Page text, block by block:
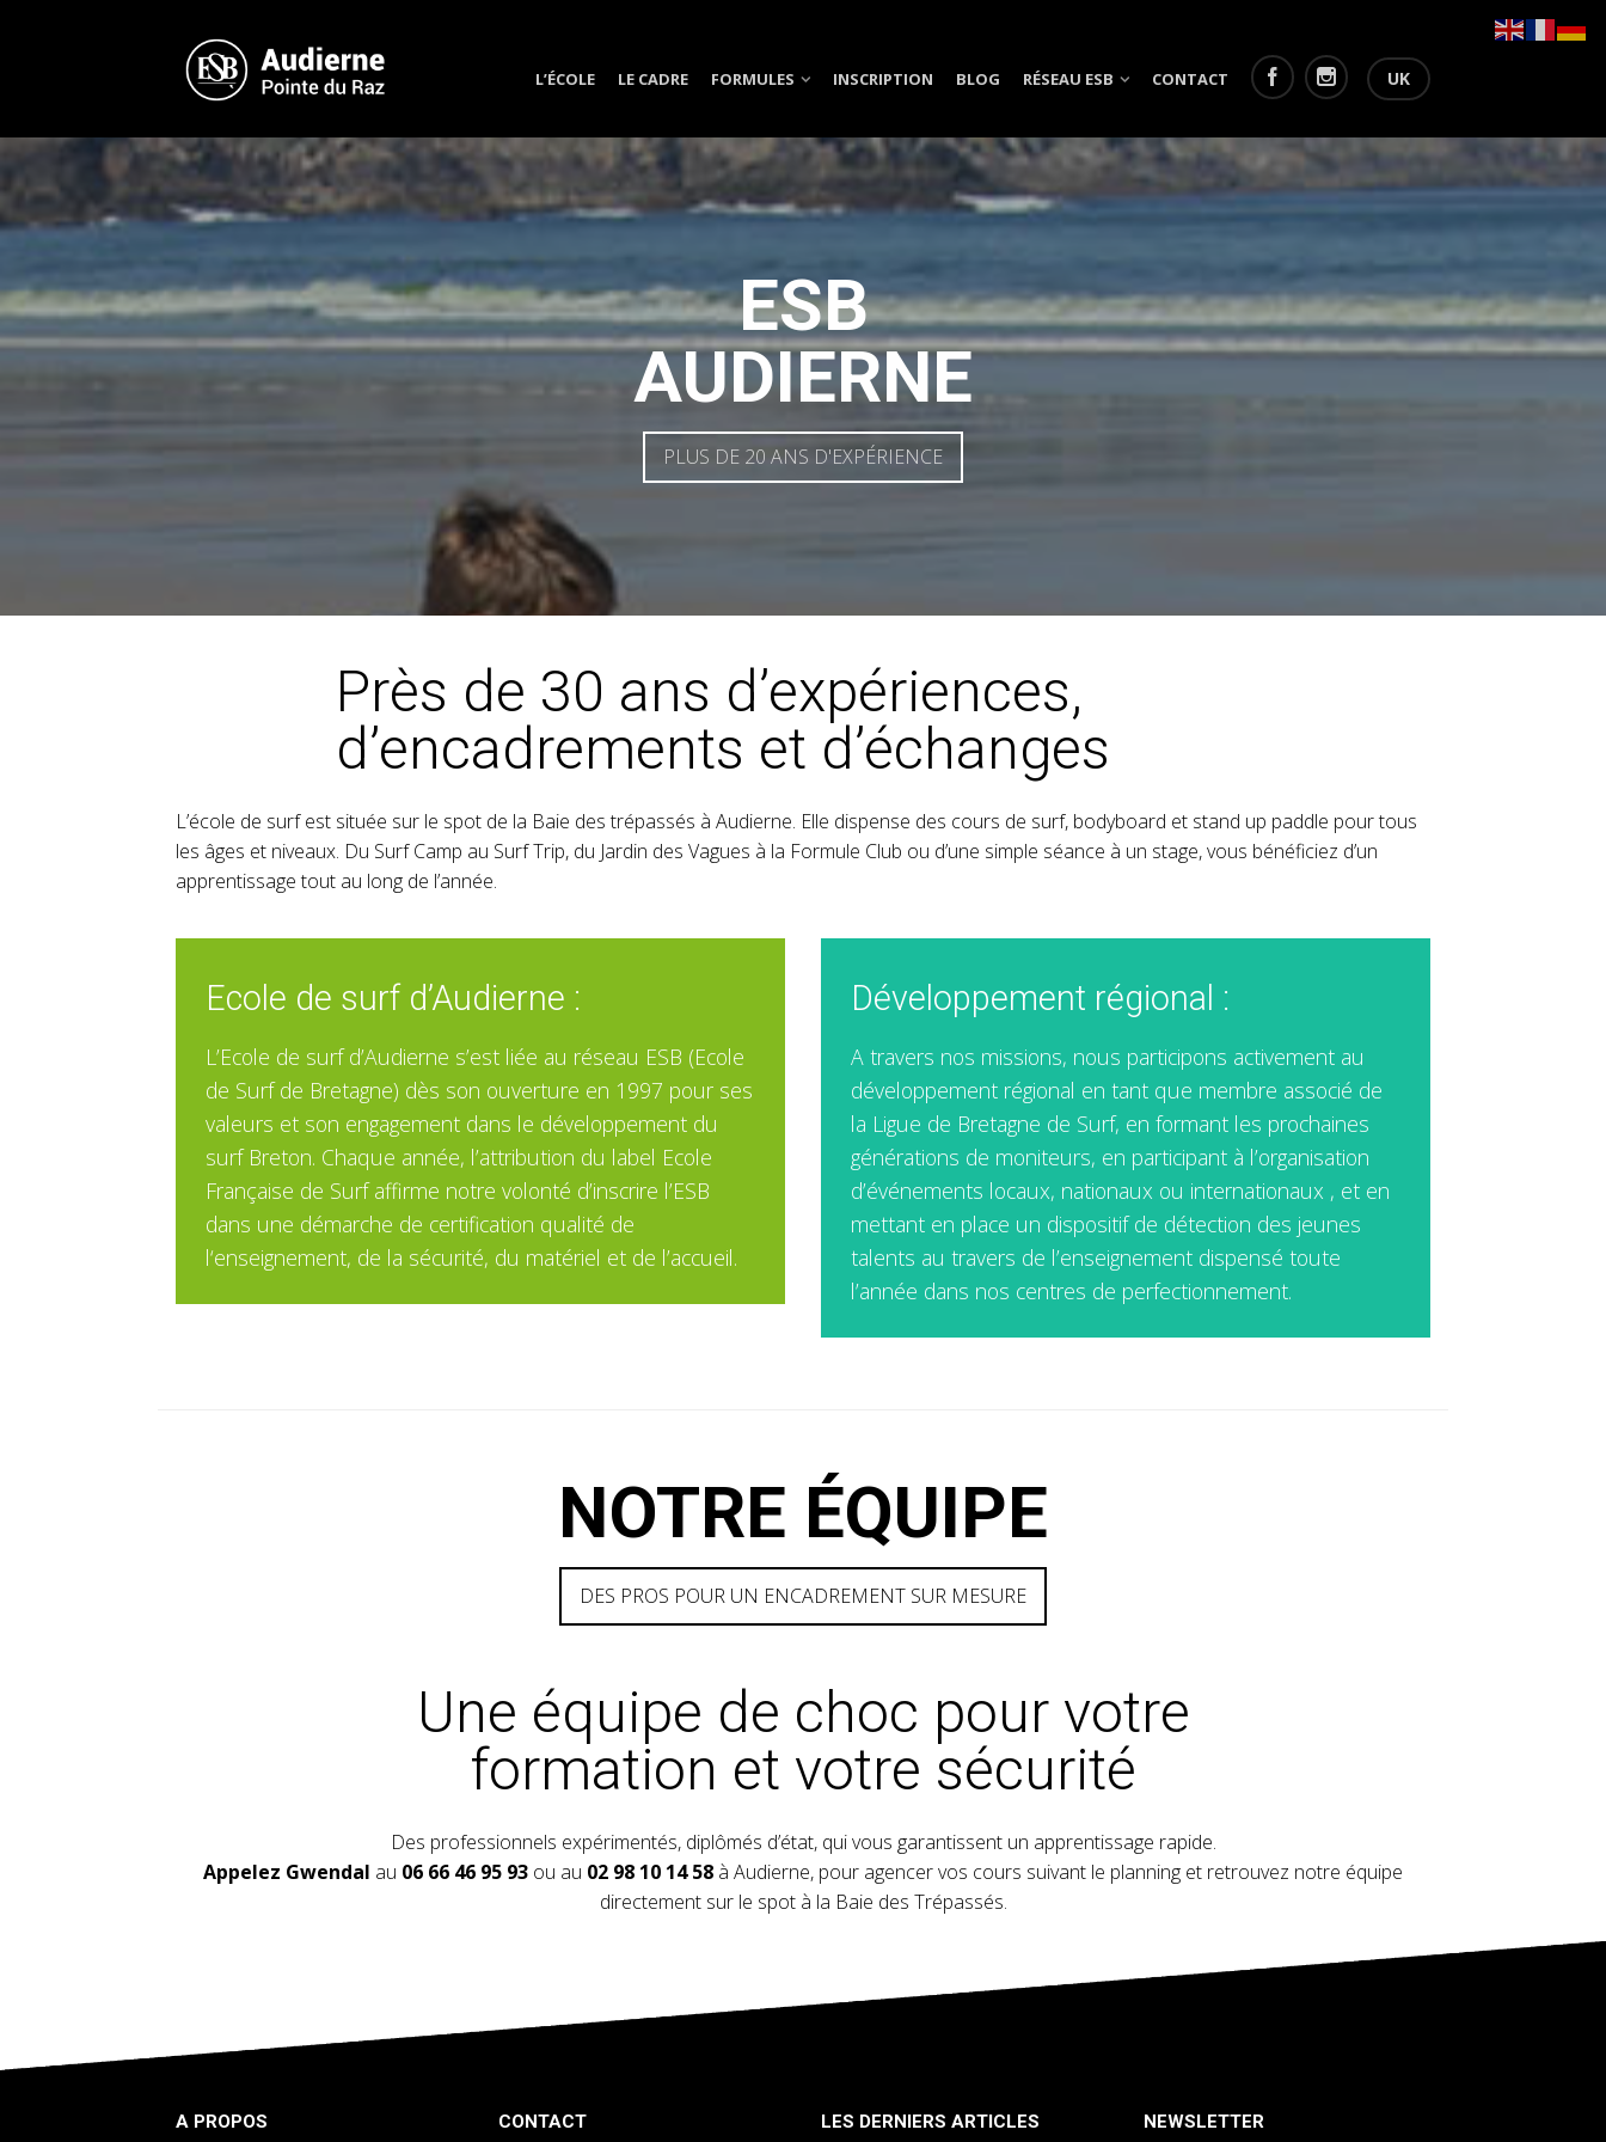
L’ÉCOLE LE CADRE FORMULES INSCRIPTION BLOG RÉSEAU ESB CONTACT UK
ESB
AUDIERNE
PLUS DE 20 ANS D'EXPÉRIENCE
Près de 30 ans d’expériences,
d’encadrements et d’échanges
L’école de surf est située sur le spot de la Baie des trépassés à Audierne. Elle dispense des cours de surf, bodyboard et stand up paddle pour tous
les âges et niveaux. Du Surf Camp au Surf Trip, du Jardin des Vagues à la Formule Club ou d’une simple séance à un stage, vous bénéficiez d’un
apprentissage tout au long de l’année.
Ecole de surf d’Audierne :
L’Ecole de surf d’Audierne s’est liée au réseau ESB (Ecole
de Surf de Bretagne) dès son ouverture en 1997 pour ses
valeurs et son engagement dans le développement du
surf Breton. Chaque année, l’attribution du label Ecole
Française de Surf affirme notre volonté d’inscrire l’ESB
dans une démarche de certification qualité de
l‘enseignement, de la sécurité, du matériel et de l’accueil.
Développement régional :
A travers nos missions, nous participons activement au
développement régional en tant que membre associé de
la Ligue de Bretagne de Surf, en formant les prochaines
générations de moniteurs, en participant à l’organisation
d’événements locaux, nationaux ou internationaux , et en
mettant en place un dispositif de détection des jeunes
talents au travers de l’enseignement dispensé toute
l’année dans nos centres de perfectionnement.
NOTRE ÉQUIPE
DES PROS POUR UN ENCADREMENT SUR MESURE
Une équipe de choc pour votre
formation et votre sécurité
Des professionnels expérimentés, diplômés d’état, qui vous garantissent un apprentissage rapide.
Appelez Gwendal au 06 66 46 95 93 ou au 02 98 10 14 58 à Audierne, pour agencer vos cours suivant le planning et retrouvez notre équipe
directement sur le spot à la Baie des Trépassés.
A PROPOS CONTACT LES DERNIERS ARTICLES NEWSLETTER